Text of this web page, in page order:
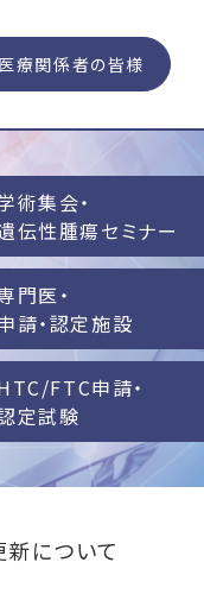
医療関係者の皆様
術集会・
伝性腫瘍セミナー
門医・
請・認定施設
FTC申請・
定試験
について